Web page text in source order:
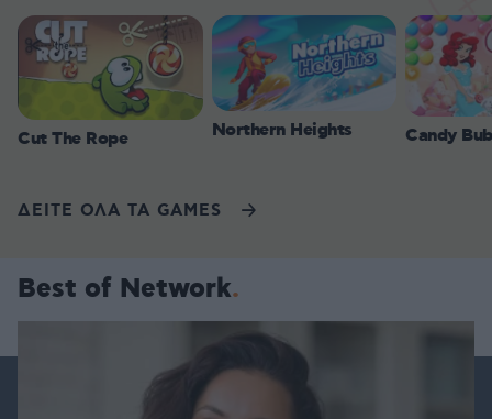
Cut The Rope Northern Heights Candy
ΔΕΙΤΕ ΟΛΑ ΤΑ GAMES
Best of Network